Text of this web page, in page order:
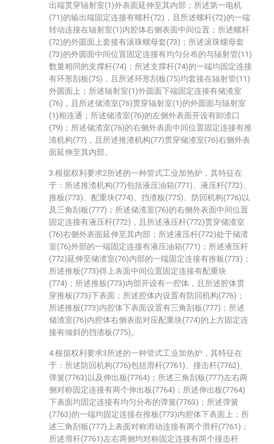
出端贯穿辐射室(1)外表面延伸至其内部；所述第一电机
(71)的输出端固定连接有螺杆(72)，且所述螺杆(72)的一端
转动连接在辐射室(1)内腔体右侧表面中间位置；所述螺杆
(72)的外圆面上套接有滚珠螺母套(73)；所述滚珠螺母套
(73)的外圆面中间位置固定连接有均匀分布的与辐射管(11)
数量相同的支撑杆(74)；所述支撑杆(74)的一端均固定连接
有环形刮板(75)，且所述环形刮板(75)均套接在辐射管(11)
外圆面上；所述辐射室(1)外圆面下端固定连接有储渣室
(76)，且所述储渣室(76)贯穿辐射室(1)的外圆面与辐射室
(1)相连通；所述储渣室(76)的左侧外表面开设有卸渣口
(79)；所述储渣室(76)的右侧外表面中间位置固定连接有推
渣机构(77)，且所述推渣机构(77)贯穿储渣室(76)右侧外表
面延伸至其内部。
3.根据权利要求2所述的一种管式工业加热炉，其特征在
于：所述推渣机构(77)包括液压油箱(771)、液压杆(772)、
推板(773)、配重块(774)、挡渣板(775)、防回机构(776)以
及三角刮板(777)；所述储渣室(76)的右侧外表面中间位置
固定连接有液压杆(772)，且所述液压杆(772)贯穿储渣室
(76)右侧外表面延伸至其内部；所述液压杆(772)处于储渣
室(76)外部的一端固定连接有液压油箱(771)；所述液压杆
(772)延伸至储渣室(76)内部的一端固定连接有推板(773)；
所述推板(773)得上表面中间位置固定连接有配重块
(774)；所述推板(773)内部开设有一腔体，且所述腔体贯
穿推板(773)下表面；所述腔体内设置有防回机构(776)；
所述推板(773)内腔体下表面设置有三角刮板(777)；所述
储渣室(76)内腔体右侧表面对应配重块(774)的上方固定连
接有倾斜的挡渣板(775)。
4.根据权利要求3所述的一种管式工业加热炉，其特征在
于：所述防回机构(776)包括滑杆(7761)、撞击杆(7762)、
弹簧(7763)以及伸出板(7764)；所述三角刮板(777)左右两
侧对称固定连接有两个伸出板(7764)；所述伸出板(7764)
下表面均固定连接有均匀分布的弹簧(7763)；所述弹簧
(7763)的一端均固定连接在推板(773)内腔体下表面上；所
述三角刮板(777)上表面对称滑动连接有两个滑杆(7761)；
所述滑杆(7761)左右两侧均对称固定连接有两个撞击杆